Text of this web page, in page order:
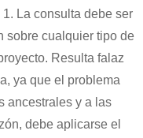
La consulta debe ser
sobre cualquier tipo de
Resulta falaz
ya que el problema
ancestrales y a las
debe aplicarse el